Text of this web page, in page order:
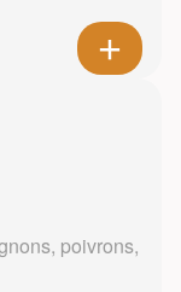
poivrons,